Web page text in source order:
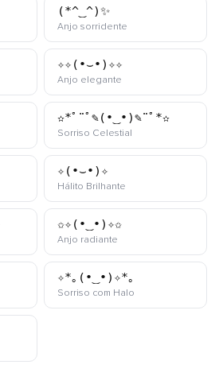
(*^‿^)✨
Anjo sorridente
✧✧(•⌣•)✧✧
Anjo elegante
✫*ﾟ¨ﾟ✎(•‿•)✎¨ﾟ*✫
Sorriso Celestial
✧(•⌣•)✧
Hálito Brilhante
✩✧(•‿•)✧✩
Anjo radiante
✧*｡(•‿•)✧*｡
Sorriso com Halo